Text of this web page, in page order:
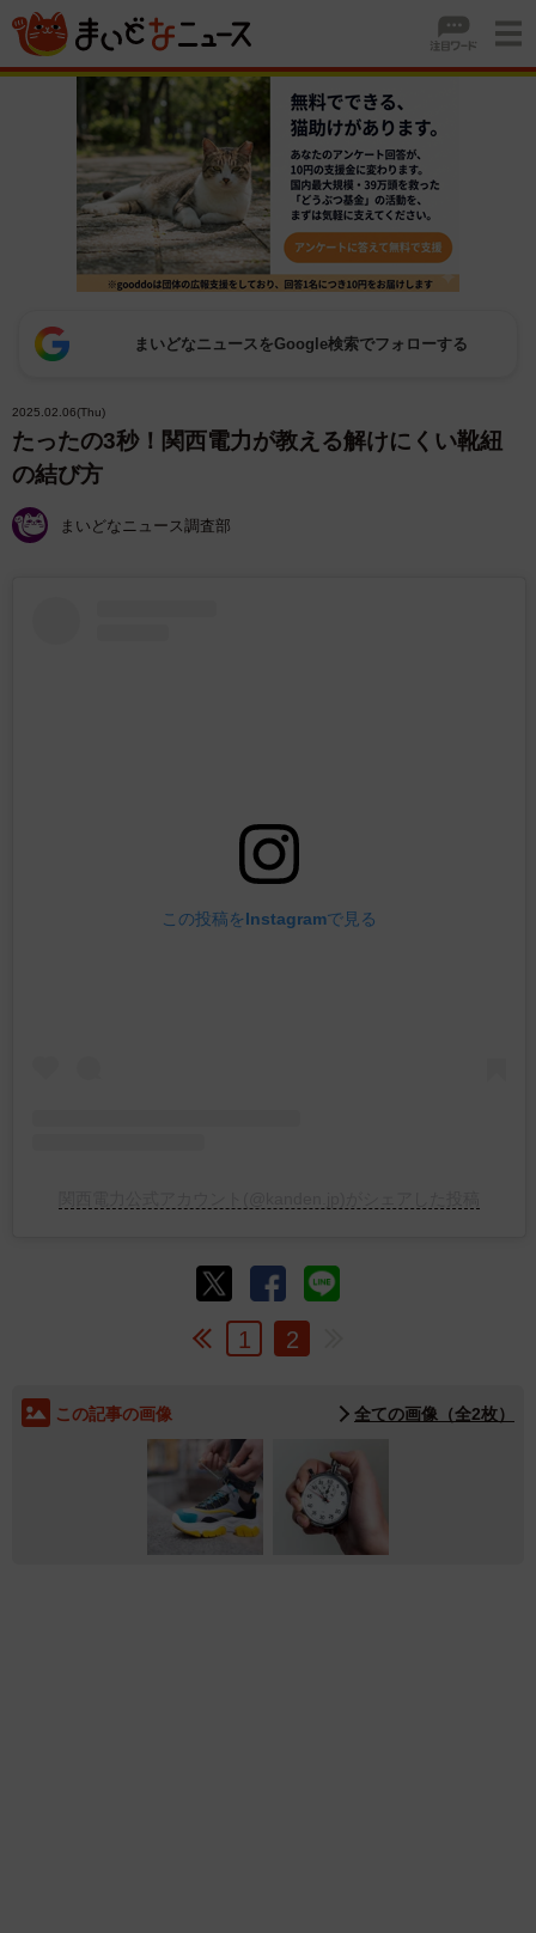
まいどなニュースをGoogle検索でフォローする
2025.02.06(Thu)
たったの3秒！関西電力が教える解けにくい靴紐
の結び方
まいどなニュース調査部
この投稿をInstagramで見る
1 2
この記事の画像 全ての画像（全2枚）